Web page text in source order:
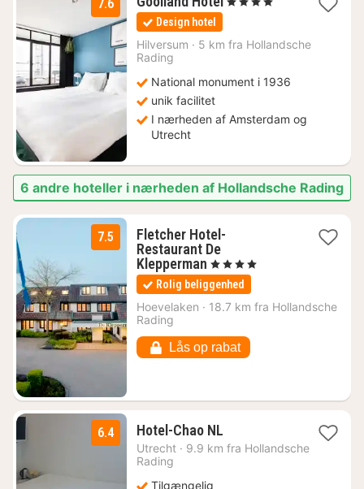
7.6
972
Design hotel
Hilversum · 5 km fra Hollandsche
Rading
National monument i 1936
unik facilitet
I nærheden af Amsterdam og
Utrecht
6 andre hoteller i nærheden af Hollandsche Rading
7.5
Fletcher Hotel-
Restaurant De
Klepperman 1
nat
fra
591
, 4 Stjerner
Rolig beliggenhed
Hoevelaken · 18.7 km fra Hollandsche
Rading
Lås op rabat
6.4 Hotel-Chao NL
nat
Utrecht · 9.9 km fra Hollandsche
Rading
Tilgængelig